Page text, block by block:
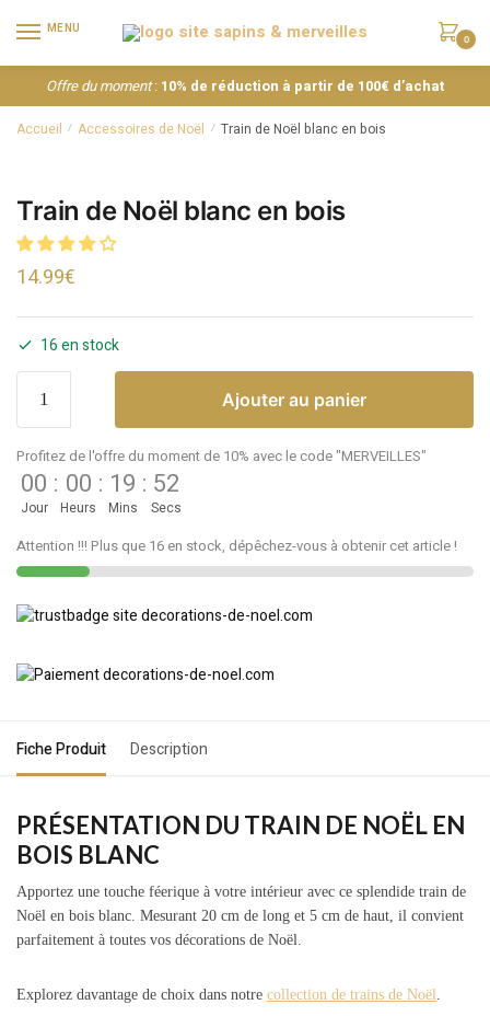
MENU
0
Offre du moment: 10% de réduction à partir de 100€ d’achat
Accueil / Accessoires de Noël / Train de Noël blanc en bois
Train de Noël blanc en bois
14.99€
16 en stock
Ajouter au panier
Profitez de l'offre du moment de 10% avec le code "MERVEILLES"
00
Jour
: 00
Heurs
: 19
Mins
: 52
Secs
Attention !!! Plus que 16 en stock, dépêchez-vous à obtenir cet article !
Fiche Produit Description
PRÉSENTATION DU TRAIN DE NOËL EN
BOIS BLANC
Apportez une touche féerique à votre intérieur avec ce splendide train de
Noël en bois blanc. Mesurant 20 cm de long et 5 cm de haut, il convient
parfaitement à toutes vos décorations de Noël.
Explorez davantage de choix dans notre collection de trains de Noël